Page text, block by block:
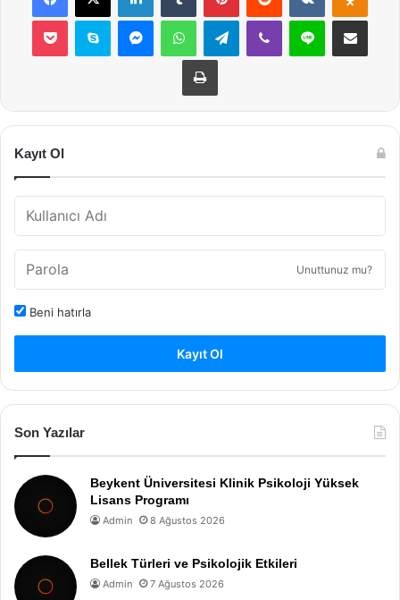
Pocket Skype MessengerWhatsAppTelegramViber Line E-Posta ile
Yazdır
Kayıt Ol
Unuttunuz mu?
Beni hatırla
Kayıt Ol
Son Yazılar
Beykent Üniversitesi Klinik Psikoloji Yüksek
Lisans Programı
Admin 8 Ağustos 2026
Bellek Türleri ve Psikolojik Etkileri
Admin 7 Ağustos 2026